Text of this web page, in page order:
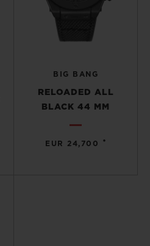
BIG BANG
RELOADED ALL
BLACK 44 MM
EUR 24,700 •